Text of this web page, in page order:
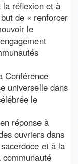
réflexion et à
de « renforcer
le
Conférence
universelle dans
le
réponse à
ouvriers dans
et à la